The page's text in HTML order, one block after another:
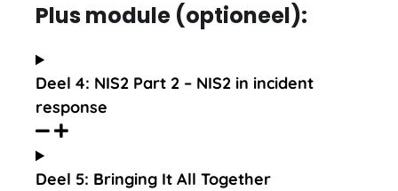
Plus module (optioneel):
Deel 4: NIS2 Part 2 – NIS2 in incident
response
Deel 5: Bringing It All Together